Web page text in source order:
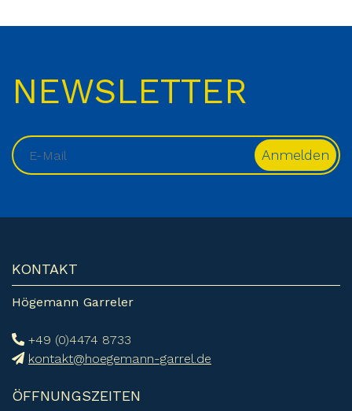
NEWSLETTER
KONTAKT
Högemann Garreler
+49 (0)4474 8733
kontakt@hoegemann-garrel.de
ÖFFNUNGSZEITEN